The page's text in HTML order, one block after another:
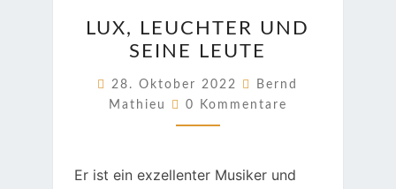
LEUCHTER
UND
SEINE
LEUTE
LUX, LEUCHTER UND
SEINE LEUTE
28. Oktober 2022
Bernd
Mathieu
Kommentare
0 Kommentare
Er ist ein exzellenter Musiker und